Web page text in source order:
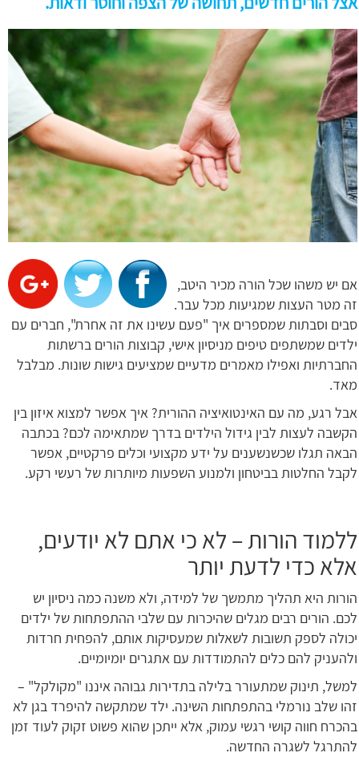
אם יש משהו שכל הורה מכיר היטב,
זה מטר העצות שמגיעות מכל עבר.
סבים וסבתות שמספרים איך "פעם עשינו את זה אחרת", חברים עם
ילדים שמשתפים טיפים מניסיון אישי, קבוצות הורים ברשתות
החברתיות ואפילו מאמרים מדעיים שמציעים גישות שונות. מבלבל
מאד.
אבל רגע, מה עם האינטואיציה ההורית? איך אפשר למצוא איזון בין
הקשבה לעצות לבין גידול הילדים בדרך שמתאימה לכם? בכתבה
הבאה תגלו שכשנשענים על ידע מקצועי וכלים פרקטיים, אפשר
לקבל החלטות בביטחון ולמנוע השפעות מיותרות של רעשי רקע.
ללמוד הורות – לא כי אתם לא יודעים,
אלא כדי לדעת יותר
הורות היא תהליך מתמשך של למידה, ולא משנה כמה ניסיון יש
לכם. הורים רבים מגלים שהיכרות עם שלבי ההתפתחות של ילדים
יכולה לספק תשובות לשאלות שמעסיקות אותם, להפחית חרדות
ולהעניק להם כלים להתמודדות עם אתגרים יומיומיים.
למשל, תינוק שמתעורר בלילה בתדירות גבוהה איננו "מקולקל" –
זהו שלב נורמלי בהתפתחות השינה. ילד שמתקשה להיפרד בגן לא
בהכרח חווה קושי רגשי עמוק, אלא ייתכן שהוא פשוט זקוק לעוד זמן
להתרגל לשגרה החדשה.